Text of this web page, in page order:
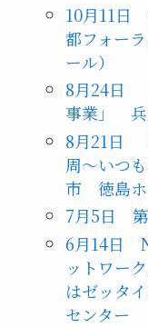
10月11日
都フォー
ール）
8月24日
事業」 兵
8月21日
周〜いつ
市 徳島ホ
7月5日 第
6月14日
ットワー
はゼッタ
センター